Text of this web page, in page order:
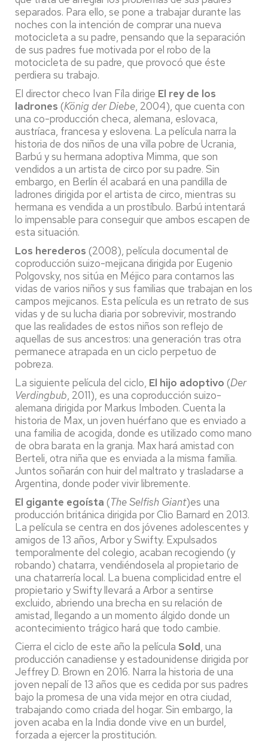
separados. Para ello, se pone a trabajar durante las
noches con la intención de comprar una nueva
motocicleta a su padre, pensando que la separación
de sus padres fue motivada por el robo de la
motocicleta de su padre, que provocó que éste
perdiera su trabajo.
El director checo Ivan Fíla dirige El rey de los
ladrones (König der Diebe, 2004), que cuenta con
una co-producción checa, alemana, eslovaca,
austríaca, francesa y eslovena. La película narra la
historia de dos niños de una villa pobre de Ucrania,
Barbú y su hermana adoptiva Mimma, que son
vendidos a un artista de circo por su padre. Sin
embargo, en Berlín él acabará en una pandilla de
ladrones dirigida por el artista de circo, mientras su
hermana es vendida a un prostíbulo. Barbú intentará
lo impensable para conseguir que ambos escapen de
esta situación.
Los herederos (2008), película documental de
coproducción suizo-mejicana dirigida por Eugenio
Polgovsky, nos sitúa en Méjico para contarnos las
vidas de varios niños y sus familias que trabajan en los
campos mejicanos. Esta película es un retrato de sus
vidas y de su lucha diaria por sobrevivir, mostrando
que las realidades de estos niños son reflejo de
aquellas de sus ancestros: una generación tras otra
permanece atrapada en un ciclo perpetuo de
pobreza.
La siguiente película del ciclo, El hijo adoptivo (Der
Verdingbub, 2011), es una coproducción suizo-
alemana dirigida por Markus Imboden. Cuenta la
historia de Max, un joven huérfano que es enviado a
una familia de acogida, donde es utilizado como mano
de obra barata en la granja. Max hará amistad con
Berteli, otra niña que es enviada a la misma familia.
Juntos soñarán con huir del maltrato y trasladarse a
Argentina, donde poder vivir libremente.
El gigante egoísta (The Selfish Giant)es una
producción británica dirigida por Clio Barnard en 2013.
La película se centra en dos jóvenes adolescentes y
amigos de 13 años, Arbor y Swifty. Expulsados
temporalmente del colegio, acaban recogiendo (y
robando) chatarra, vendiéndosela al propietario de
una chatarrería local. La buena complicidad entre el
propietario y Swifty llevará a Arbor a sentirse
excluido, abriendo una brecha en su relación de
amistad, llegando a un momento álgido donde un
acontecimiento trágico hará que todo cambie.
Cierra el ciclo de este año la película Sold, una
producción canadiense y estadounidense dirigida por
Jeffrey D. Brown en 2016. Narra la historia de una
joven nepalí de 13 años que es cedida por sus padres
bajo la promesa de una vida mejor en otra ciudad,
trabajando como criada del hogar. Sin embargo, la
joven acaba en la India donde vive en un burdel,
forzada a ejercer la prostitución.